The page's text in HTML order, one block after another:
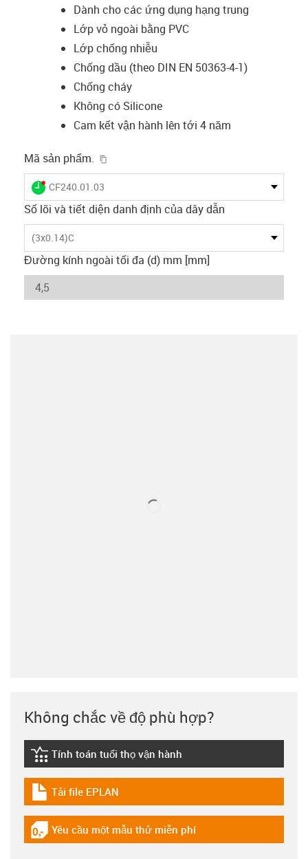
Dành cho các ứng dụng hạng trung
Lớp vỏ ngoài bằng PVC
Lớp chống nhiễu
Chống dầu (theo DIN EN 50363-4-1)
Chống cháy
Không có Silicone
Cam kết vận hành lên tới 4 năm
Mã sản phẩm.
igus-icon-lieferzeit-dot
CF240.01.03
Số lõi và tiết diện danh định của dây dẫn
(3x0.14)C
Đường kính ngoài tối đa (d) mm [mm]
Không chắc về độ phù hợp?
igus-icon-lebensdauerrechner
Tính toán tuổi thọ vận hành
igus-icon-download-plan
Tải file EPLAN
igus-icon-gratismuster
Yêu cầu một mẫu thử miễn phí